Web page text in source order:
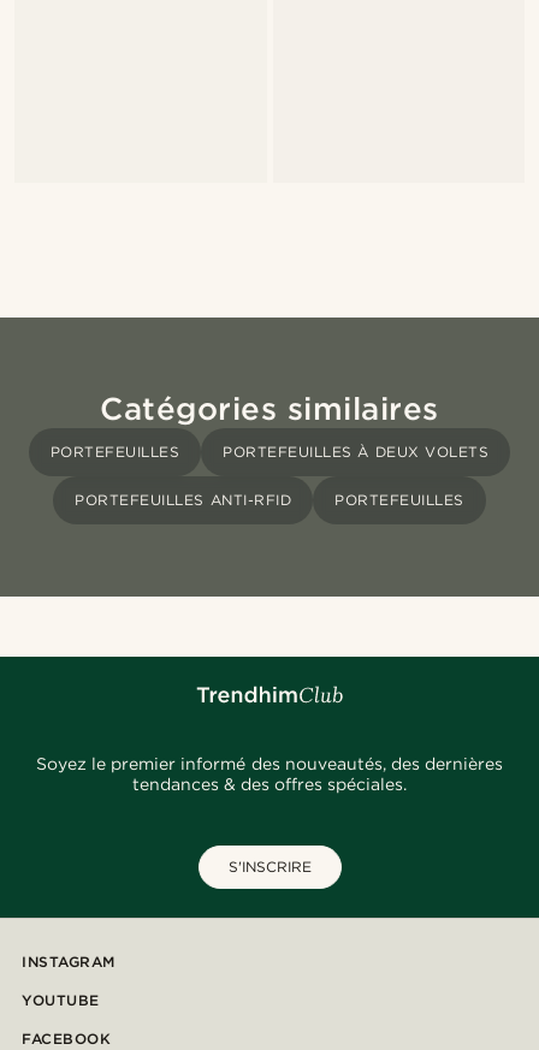
Catégories similaires
PORTEFEUILLES PORTEFEUILLES À DEUX VOLETS
PORTEFEUILLES ANTI-RFID PORTEFEUILLES
Soyez le premier informé des nouveautés, des dernières
tendances & des offres spéciales.
S'INSCRIRE
INSTAGRAM
YOUTUBE
FACEBOOK